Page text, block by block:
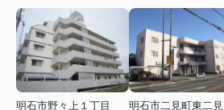
明石市野々上１丁目
明石市二見町東二見